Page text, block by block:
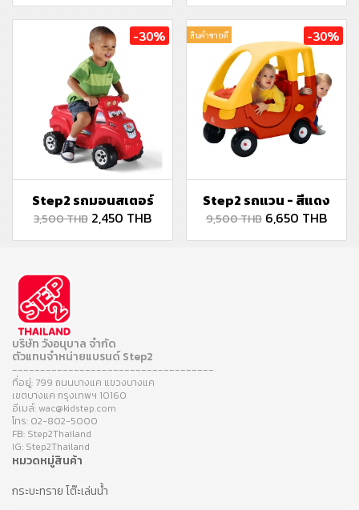
-30%
Step2 รถมอนสเตอร์
3,500 THB 2,450 THB
สินค้าขายดี -30%
Step2 รถแวน - สีแดง
9,500 THB 6,650 THB
บริษัท วังอนุบาล จำกัด
ตัวแทนจำหน่ายแบรนด์ Step2
------------------------------------
ที่อยู่: 799 ถนนบางแค แขวงบางแค
เขตบางแค กรุงเทพฯ 10160
อีเมล์: wac@kidstep.com
โทร: 02-802-5000
FB: Step2Thailand
IG: Step2Thailand
หมวดหมู่สินค้า
กระบะทราย โต๊ะเล่นน้ำ